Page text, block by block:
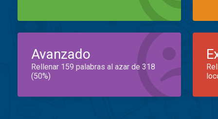
Avanzado
Rellenar 159 palabras al azar de 318
(50%)